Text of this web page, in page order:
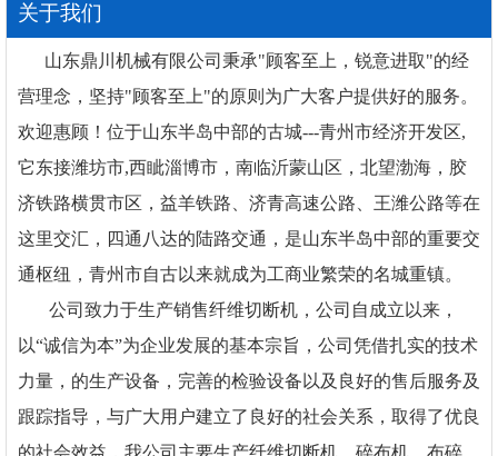
关于我们
山东鼎川机械有限公司秉承"顾客至上，锐意进取"的经
营理念，坚持"顾客至上"的原则为广大客户提供好的服务。
欢迎惠顾！位于山东半岛中部的古城---青州市经济开发区,
它东接潍坊市,西眦淄博市，南临沂蒙山区，北望渤海，胶
济铁路横贯市区，益羊铁路、济青高速公路、王潍公路等在
这里交汇，四通八达的陆路交通，是山东半岛中部的重要交
通枢纽，青州市自古以来就成为工商业繁荣的名城重镇。
公司致力于生产销售纤维切断机，公司自成立以来，
以“诚信为本”为企业发展的基本宗旨，公司凭借扎实的技术
力量，的生产设备，完善的检验设备以及良好的售后服务及
跟踪指导，与广大用户建立了良好的社会关系，取得了优良